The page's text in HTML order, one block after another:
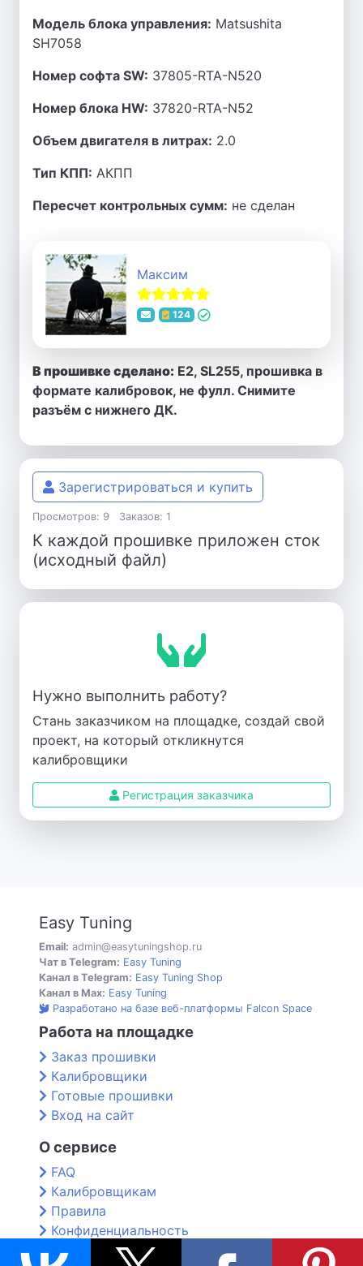
Модель блока управления: Matsushita
SH7058
Номер софта SW: 37805-RTA-N520
Номер блока HW: 37820-RTA-N52
Объем двигателя в литрах: 2.0
Тип КПП: АКПП
Пересчет контрольных сумм: не сделан
Максим
124
В прошивке сделано: E2, SL255, прошивка в
формате калибровок, не фулл. Снимите
разъём с нижнего ДК.
Зарегистрироваться и купить
Просмотров: 9 Заказов: 1
К каждой прошивке приложен сток
(исходный файл)
Нужно выполнить работу?
Стань заказчиком на площадке, создай свой
проект, на который откликнутся
калибровщики
Регистрация заказчика
Easy Tuning
Email: admin@easytuningshop.ru
Чат в Telegram: Easy Tuning
Канал в Telegram: Easy Tuning Shop
Канал в Max: Easy Tuning
Разработано на базе веб-платформы Falcon Space
Работа на площадке
Заказ прошивки
Калибровщики
Готовые прошивки
Вход на сайт
О сервисе
FAQ
Калибровщикам
Правила
Конфиденциальность
Контакты